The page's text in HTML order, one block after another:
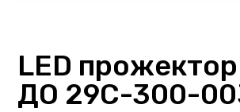
LED
ДО 29С-300-